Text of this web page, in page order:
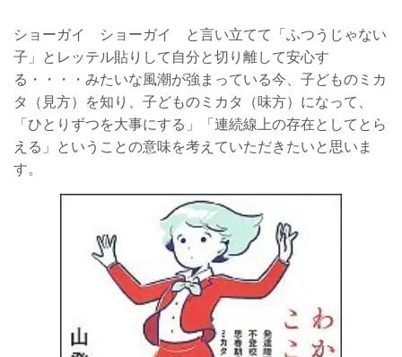
ショーガイ ショーガイ と言い立てて「ふつうじゃない
子」とレッテル貼りして自分と切り離して安心す
る・・・・みたいな風潮が強まっている今、 子どものミカ
タ（見方）を知り、子どものミカタ（味方）になって、
「ひとりずつを大事にする」「連続線上の存在としてとら
える」ということの意味を考えていただきたいと思いま
す。